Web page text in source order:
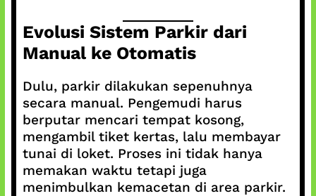
Evolusi Sistem Parkir dari
Manual ke Otomatis
Dulu, parkir dilakukan sepenuhnya
secara manual. Pengemudi harus
berputar mencari tempat kosong,
mengambil tiket kertas, lalu membayar
tunai di loket. Proses ini tidak hanya
memakan waktu tetapi juga
menimbulkan kemacetan di area parkir.